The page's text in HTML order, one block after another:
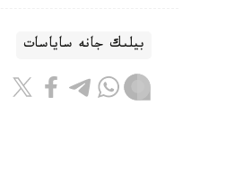
بيلىك جانە ساياسات